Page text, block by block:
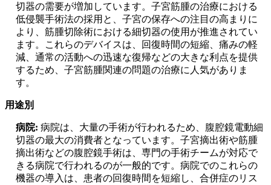
切器の需要が増加しています。子宮筋腫の治療における
低侵襲手術法の採用と、子宮の保存への注目の高まりに
より、筋腫切除術における細切器の使用が推進されてい
ます。これらのデバイスは、回復時間の短縮、痛みの軽
減、通常の活動への迅速な復帰などの大きな利点を提供
するため、子宮筋腫関連の問題の治療に人気がありま
す。
用途別
病院: 病院は、大量の手術が行われるため、腹腔鏡電動細
切器の最大の消費者となっています。子宮摘出術や筋腫
摘出術などの腹腔鏡手術は、専門の手術チームが対応で
きる病院で行われるのが一般的です。病院でのこれらの
機器の導入は、患者の回復時間を短縮し、合併症のリス